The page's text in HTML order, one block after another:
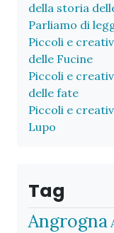
della storia
Parliamo di
Piccoli e
delle Fucine
Piccoli e
delle fate
Piccoli e
Lupo
Tag
Angrogna